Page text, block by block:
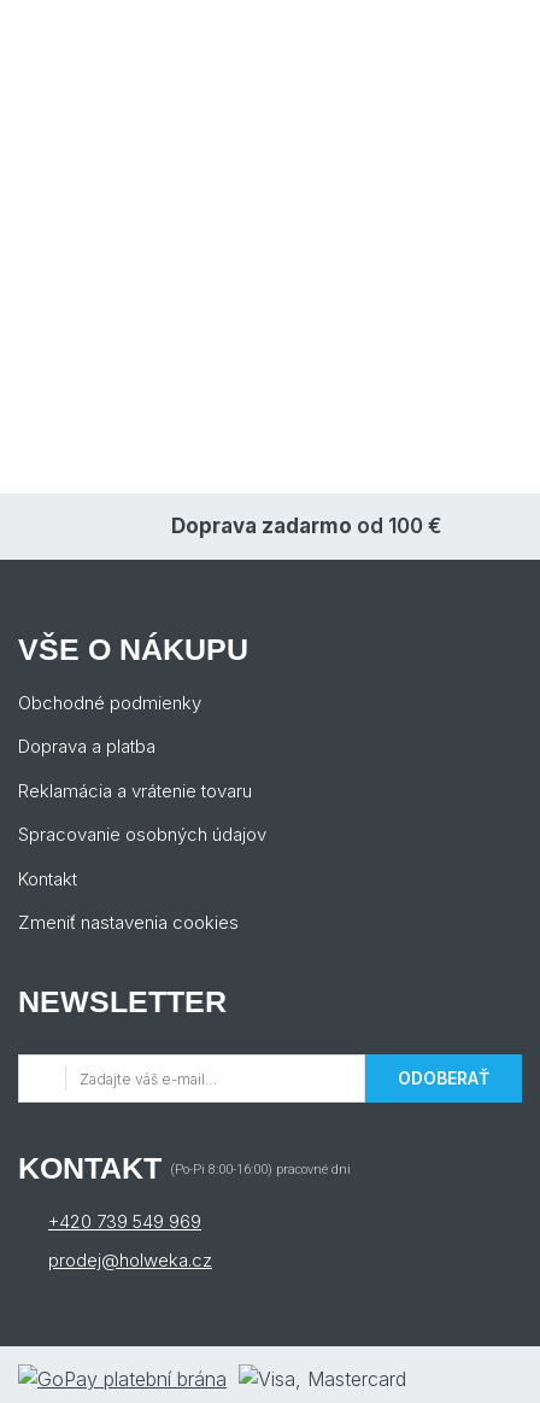
Doprava zadarmo od 100 €
VŠE O NÁKUPU
Obchodné podmienky
Doprava a platba
Reklamácia a vrátenie tovaru
Spracovanie osobných údajov
Kontakt
Zmeniť nastavenia cookies
NEWSLETTER
ODOBERAŤ
KONTAKT (Po-Pi 8:00-16:00) pracovné dni
+420 739 549 969
prodej@holweka.cz